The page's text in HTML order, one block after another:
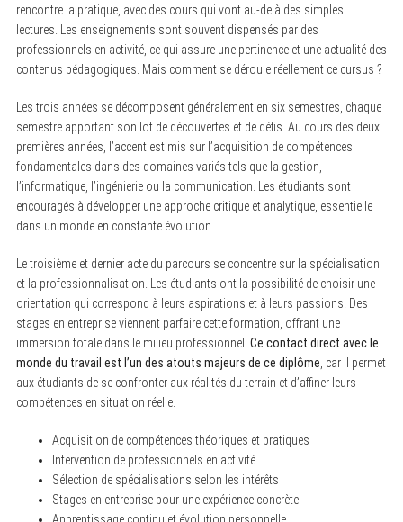
rencontre la pratique, avec des cours qui vont au-delà des simples
lectures. Les enseignements sont souvent dispensés par des
professionnels en activité, ce qui assure une pertinence et une actualité des
contenus pédagogiques. Mais comment se déroule réellement ce cursus ?
Les trois années se décomposent généralement en six semestres, chaque
semestre apportant son lot de découvertes et de défis. Au cours des deux
premières années, l’accent est mis sur l’acquisition de compétences
fondamentales dans des domaines variés tels que la gestion,
l’informatique, l’ingénierie ou la communication. Les étudiants sont
encouragés à développer une approche critique et analytique, essentielle
dans un monde en constante évolution.
Le troisième et dernier acte du parcours se concentre sur la spécialisation
et la professionnalisation. Les étudiants ont la possibilité de choisir une
orientation qui correspond à leurs aspirations et à leurs passions. Des
stages en entreprise viennent parfaire cette formation, offrant une
immersion totale dans le milieu professionnel. Ce contact direct avec le
monde du travail est l’un des atouts majeurs de ce diplôme , car il permet
aux étudiants de se confronter aux réalités du terrain et d’affiner leurs
compétences en situation réelle.
Acquisition de compétences théoriques et pratiques
Intervention de professionnels en activité
Sélection de spécialisations selon les intérêts
Stages en entreprise pour une expérience concrète